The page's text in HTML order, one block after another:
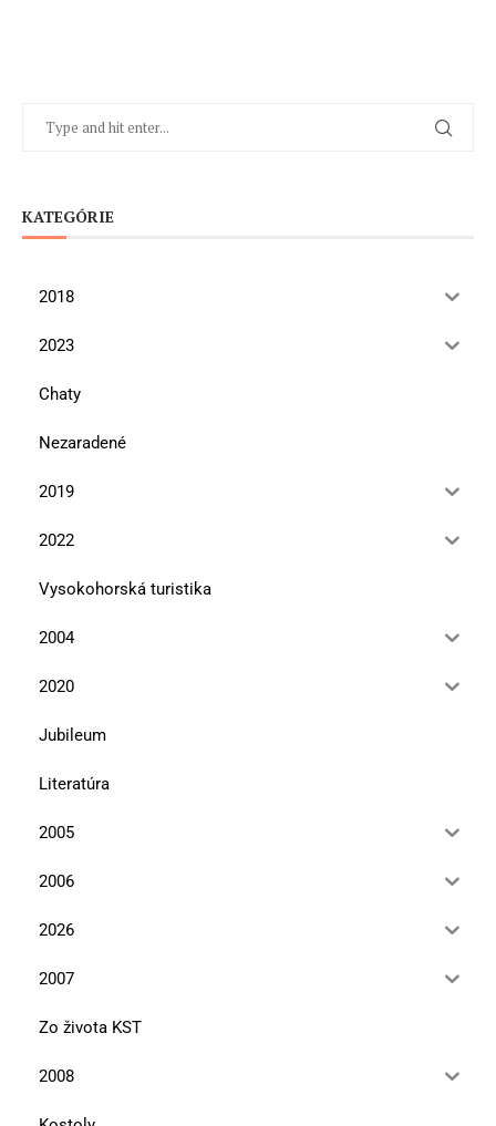
KATEGÓRIE
2018
2023
Chaty
Nezaradené
2019
2022
Vysokohorská turistika
2004
2020
Jubileum
Literatúra
2005
2006
2026
2007
Zo života KST
2008